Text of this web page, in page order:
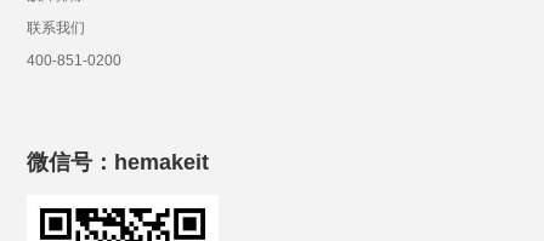
联系我们
400-851-0200
微信号：hemakeit